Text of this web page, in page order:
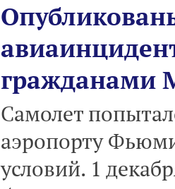
гражданами
Самолет
аэропорту
условий. 1